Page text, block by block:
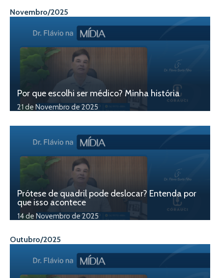
Novembro/2025
Por que escolhi ser médico? Minha história
21 de Novembro de 2025
Prótese de quadril pode deslocar? Entenda por
que isso acontece
14 de Novembro de 2025
Outubro/2025